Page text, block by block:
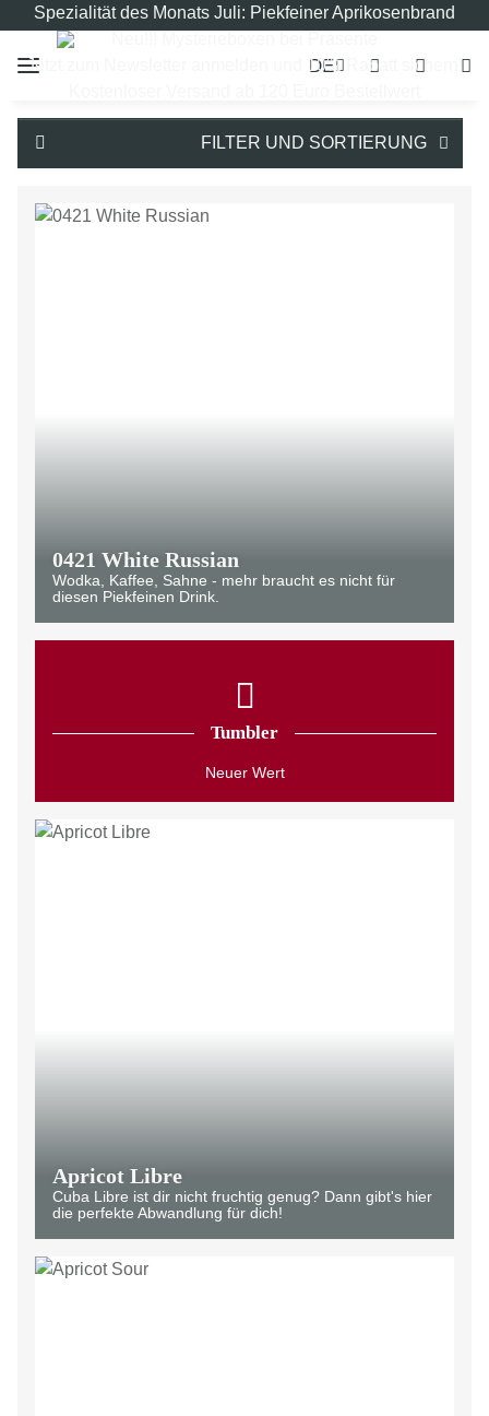
Spezialität des Monats Juli: Piekfeiner Aprikosenbrand
Jetzt zum Newsletter anmelden und 10% Rabatt sichern!
DE
FILTER UND SORTIERUNG
Tumbler
Neuer Wert
0421 White Russian
Wodka, Kaffee, Sahne - mehr braucht es nicht für
diesen Piekfeinen Drink.
Apricot Libre
Cuba Libre ist dir nicht fruchtig genug? Dann gibt's hier
die perfekte Abwandlung für dich!